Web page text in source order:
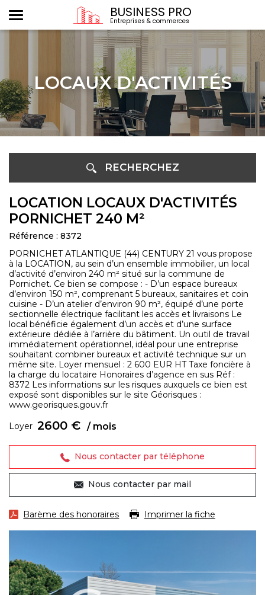
BUSINESS PRO
Entreprises & commerces
LOCAUX D'ACTIVITÉS
RECHERCHEZ
LOCATION LOCAUX D'ACTIVITÉS
PORNICHET 240 M²
Référence : 8372
PORNICHET ATLANTIQUE (44) CENTURY 21 vous propose
à la LOCATION, au sein d’un ensemble immobilier, un local
d’activité d’environ 240 m² situé sur la commune de
Pornichet. Ce bien se compose : - D’un espace bureaux
d’environ 150 m², comprenant 5 bureaux, sanitaires et coin
cuisine - D’un atelier d’environ 90 m², équipé d’une porte
sectionnelle électrique facilitant les accès et livraisons Le
local bénéficie également d’un accès et d’une surface
extérieure dédiée à l’arrière du bâtiment. Un outil de travail
immédiatement opérationnel, idéal pour une entreprise
souhaitant combiner bureaux et activité technique sur un
même site. Loyer mensuel : 2 600 EUR HT Taxe foncière à
la charge du locataire Honoraires d’agence en sus Réf :
8372 Les informations sur les risques auxquels ce bien est
exposé sont disponibles sur le site Géorisques :
www.georisques.gouv.fr
Loyer 2600 € / mois
Nous contacter par téléphone
Nous contacter par mail
Barème des honoraires Imprimer la fiche